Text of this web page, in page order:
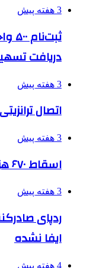
3 هفته پیش
دریافت
3 هفته پیش
اتصال
3 هفته پیش
اسقاط ۶۷۰ هزار خودروی فرسوده طی ۳ سال
3 هفته پیش
ردپای
ایفا نشده
4 هفته پیش